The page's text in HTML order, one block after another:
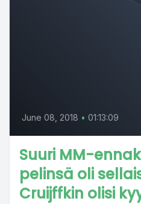
June 08, 2018 • 01:13:09
Suuri MM-
pelinsä oli
Cruijffkin olisi